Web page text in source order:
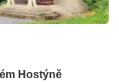
Hostýně